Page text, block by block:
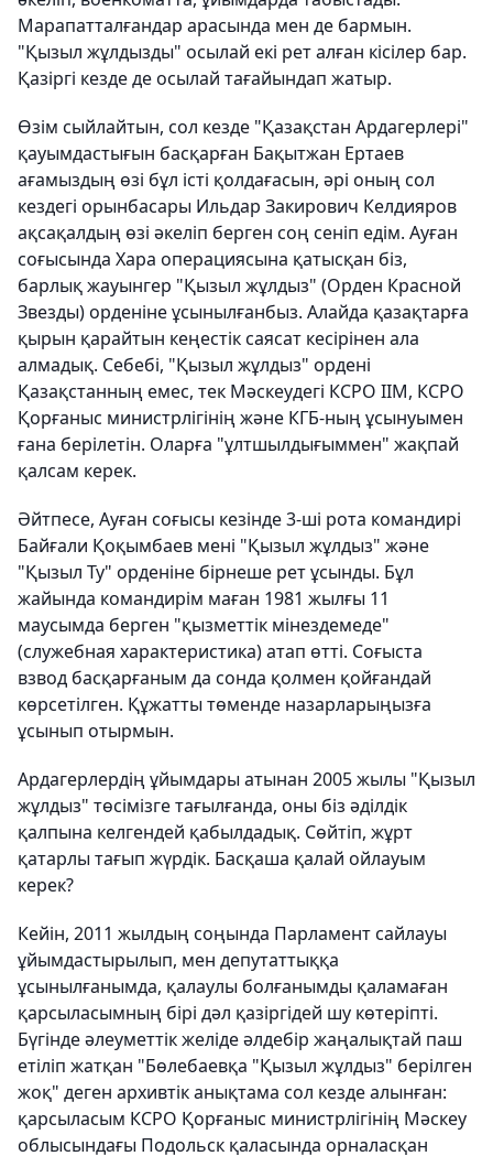
Марапатталғандар арасында мен де бармын.
"Қызыл жұлдызды" осылай екі рет алған кісілер бар.
Қазіргі кезде де осылай тағайындап жатыр.
Өзім сыйлайтын, сол кезде "Қазақстан Ардагерлері"
қауымдастығын басқарған Бақытжан Ертаев
ағамыздың өзі бұл істі қолдағасын, әрі оның сол
кездегі орынбасары Ильдар Закирович Келдияров
ақсақалдың өзі әкеліп берген соң сеніп едім. Ауған
соғысында Хара операциясына қатысқан біз,
барлық жауынгер "Қызыл жұлдыз" (Орден Красной
Звезды) орденіне ұсынылғанбыз. Алайда қазақтарға
қырын қарайтын кеңестік саясат кесірінен ала
алмадық. Себебі, "Қызыл жұлдыз" ордені
Қазақстанның емес, тек Мәскеудегі КСРО ІІМ, КСРО
Қорғаныс министрлігінің және КГБ-ның ұсынуымен
ғана берілетін. Оларға "ұлтшылдығыммен" жақпай
қалсам керек.
Әйтпесе, Ауған соғысы кезінде 3-ші рота командирі
Байғали Қоқымбаев мені "Қызыл жұлдыз" және
"Қызыл Ту" орденіне бірнеше рет ұсынды. Бұл
жайында командирім маған 1981 жылғы 11
маусымда берген "қызметтік мінездемеде"
(служебная характеристика) атап өтті. Соғыста
взвод басқарғаным да сонда қолмен қойғандай
көрсетілген. Құжатты төменде назарларыңызға
ұсынып отырмын.
Ардагерлердің ұйымдары атынан 2005 жылы "Қызыл
жұлдыз" төсімізге тағылғанда, оны біз әділдік
қалпына келгендей қабылдадық. Сөйтіп, жұрт
қатарлы тағып жүрдік. Басқаша қалай ойлауым
керек?
Кейін, 2011 жылдың соңында Парламент сайлауы
ұйымдастырылып, мен депутаттыққа
ұсынылғанымда, қалаулы болғанымды қаламаған
қарсыласымның бірі дәл қазіргідей шу көтеріпті.
Бүгінде әлеуметтік желіде әлдебір жаңалықтай паш
етіліп жатқан "Бөлебаевқа "Қызыл жұлдыз" берілген
жоқ" деген архивтік анықтама сол кезде алынған:
қарсыласым КСРО Қорғаныс министрлігінің Мәскеу
облысындағы Подольск қаласында орналасқан